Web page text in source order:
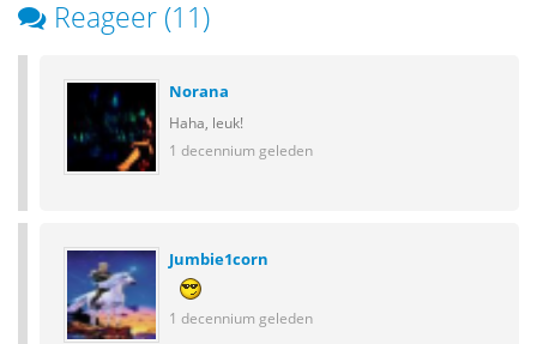
Reageer (11)
Norana
Haha, leuk!
1 decennium geleden
Jumbie1corn
1 decennium geleden